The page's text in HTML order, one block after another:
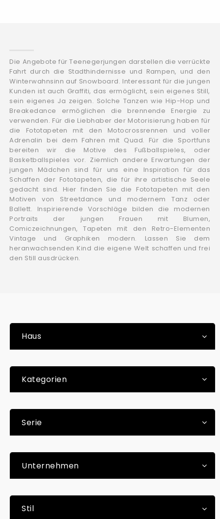
Die Angebote für Teenegerjungen darstellen die verrückte
Fahrt durch die Stadthindernisse und Rampen, und den
Winterwahnsinn auf Snowboard. Interessant für die jungen
Kunden ist auch Graffiti, das ermöglicht, sein eigenes Still,
sein eigenes Ja zeigen. Solche Tanzen wie Hip-Hop und
Breakedance ermöglichen die brennende Energie zu
verwenden. Für die Liebhaber der Motorisierung haben für
die Fototapeten mit den Motocrossrennen und voller
Adrenalin bei dem Fahren mit Quad. Für die Sportfuns
bereiten wir die Motive des Fußballspieles, oder
Basketballspieles vor. Ziemlich andere Erwartungen der
jungen Mädchen sind für uns eine Inspiration für das
Schaffen der Fototapeten, die für ihre artistische Seele
gedacht sind. Hier finden Sie die Fototapeten mit den
Motiven von Streetdance und modernem Tanz oder
Ballett. Inspirierende Vorschläge bilden die modernen
Portraits der jungen Frauen mit Blumen,
Comiczeichnungen, Tapeten mit den Retro-Elementen
Vintage und Graphiken modern. Lassen Sie dem
heranwachsenden Kind die eigene Welt schaffen und frei
den Still ausdrücken.
Haus
Kategorien
Serie
Unternehmen
Stil